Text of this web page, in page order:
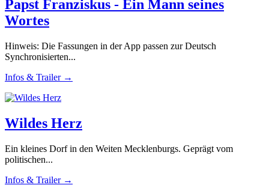
Papst Franziskus - Ein Mann seines
Wortes
Hinweis: Die Fassungen in der App passen zur Deutsch
Synchronisierten...
Infos & Trailer →
Wildes Herz
Ein kleines Dorf in den Weiten Mecklenburgs. Geprägt vom
politischen...
Infos & Trailer →